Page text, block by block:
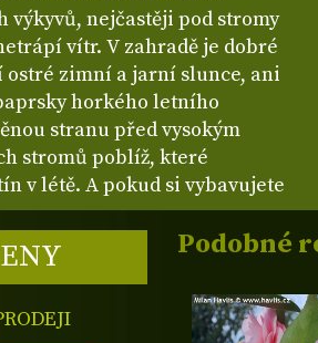
nejčastěji pod stromy
vítr. V zahradě je dobré
ostré zimní a jarní slunce, ani
horkého letního
stranu před vysokým
stromů poblíž, které
v létě. A pokud si vybavujete
Podobné